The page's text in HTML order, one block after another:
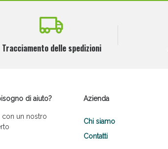
Tracciamento delle spedizioni
di aiuto?
con un nostro
Azienda
Chi siamo
Contatti